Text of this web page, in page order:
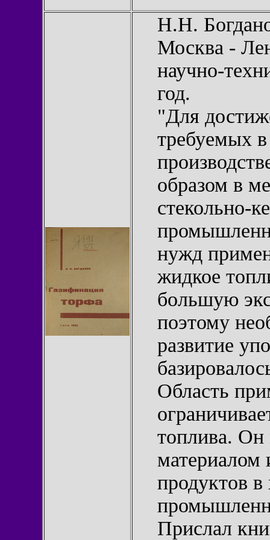
Н.Н.
Москва -
научно-
год.
"Для
требуемых
образом в
стекольно-
нужд
жидкое
большую
поэтому
развитие
Область
топлива.
материалом
продуктов
Прислал